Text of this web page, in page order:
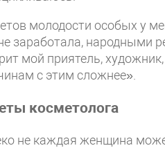
молодости особых у
заработала, народными
мой приятель,
с этим сложнее».
косметолога
не каждая женщина